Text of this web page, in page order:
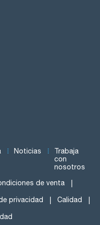
Noticias
Trabaja
con
nosotros
de venta
privacidad Calidad